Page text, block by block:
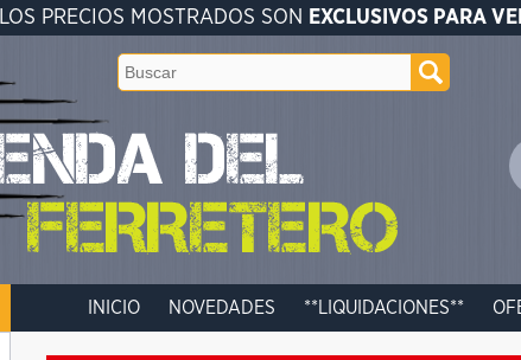
LOS PRECIOS MOSTRADOS SON EXCLUSIVOS PARA
INICIO NOVEDADES **LIQUIDACIONES**